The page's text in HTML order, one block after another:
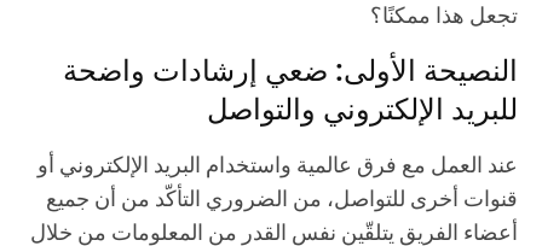
تجعل هذا ممكنًا؟
النصيحة الأولى: ضعي إرشادات واضحة
للبريد الإلكتروني والتواصل
عند العمل مع فرق عالمية واستخدام البريد الإلكتروني أو
قنوات أخرى للتواصل، من الضروري التأكّد من أن جميع
أعضاء الفريق يتلقّين نفس القدر من المعلومات من خلال